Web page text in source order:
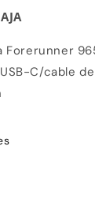
Forerunner
C/cable